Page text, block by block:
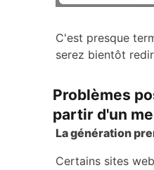
C'est presque
serez bientôt
Problèmes
partir d'un
La génération
Certains sites